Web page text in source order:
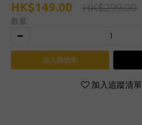
HK$149.00 HK$299.00
數量
加入購物車
加入追蹤清單